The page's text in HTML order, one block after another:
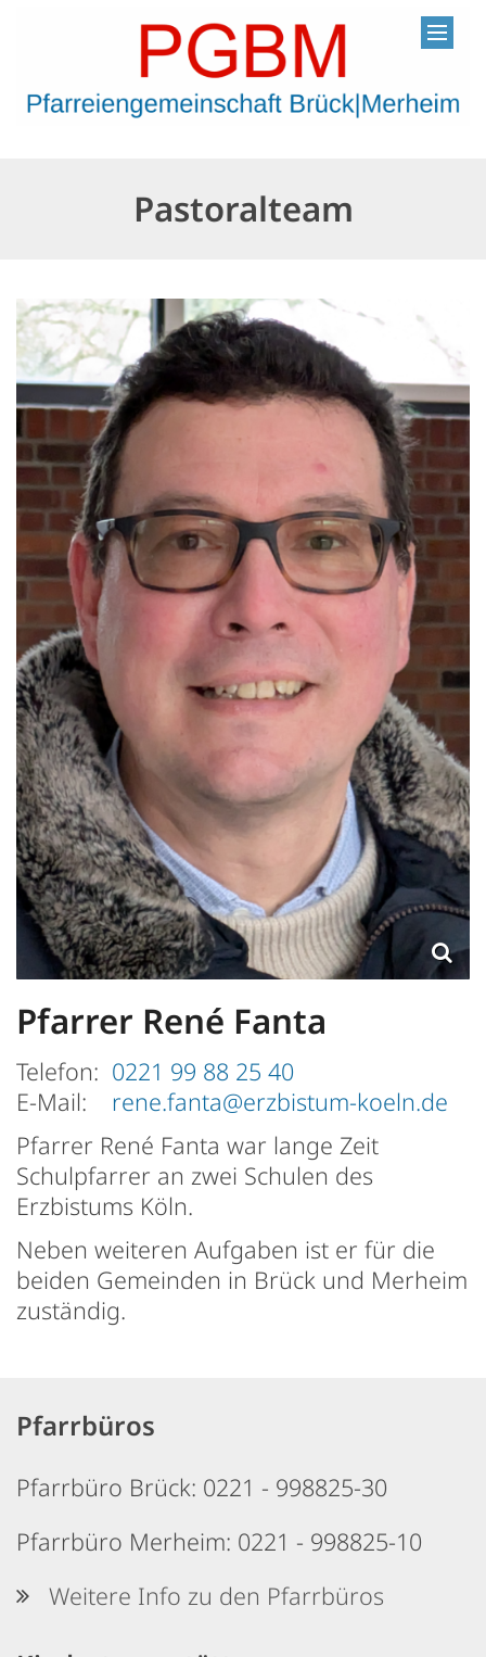
Pastoralteam
Pfarrer René Fanta
Telefon: 0221 99 88 25 40
E-Mail:
rene.fanta@erzbistum-koeln.de
Pfarrer René Fanta war lange Zeit
Schulpfarrer an zwei Schulen des
Erzbistums Köln.
Neben weiteren Aufgaben ist er für die
beiden Gemeinden in Brück und Merheim
zuständig.
Pfarrbüros
Pfarrbüro Brück: 0221 - 998825-30
Pfarrbüro Merheim: 0221 - 998825-10
Weitere Info zu den Pfarrbüros